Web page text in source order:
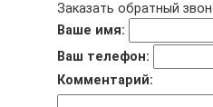
Заказать обратный
Ваше имя:
Ваш телефон:
Комментарий: